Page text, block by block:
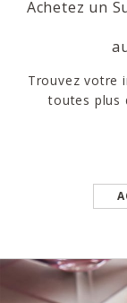
Achetez un
Trouvez votre
toutes plus